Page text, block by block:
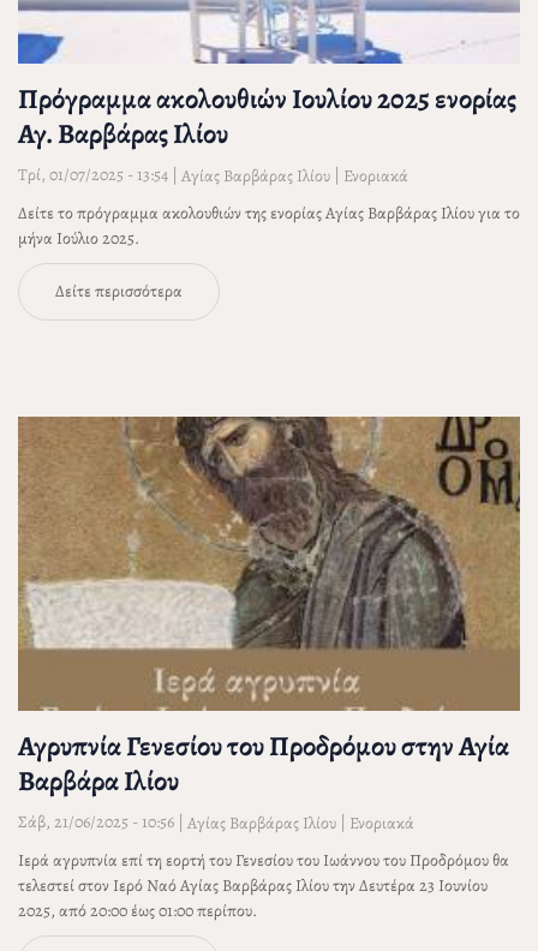
Πρόγραμμα ακολουθιών Ιουλίου 2025 ενορίας
Αγ. Βαρβάρας Ιλίου
Τρί, 01/07/2025 - 13:54 | Αγίας Βαρβάρας Ιλίου | Ενοριακά
Δείτε το πρόγραμμα ακολουθιών της ενορίας Αγίας Βαρβάρας Ιλίου για το
μήνα Ιούλιο 2025.
Δείτε περισσότερα
Αγρυπνία Γενεσίου του Προδρόμου στην Αγία
Βαρβάρα Ιλίου
Σάβ, 21/06/2025 - 10:56 | Αγίας Βαρβάρας Ιλίου | Ενοριακά
Ιερά αγρυπνία επί τη εορτή του Γενεσίου του Ιωάννου του Προδρόμου θα
τελεστεί στον Ιερό Ναό Αγίας Βαρβάρας Ιλίου την Δευτέρα 23 Ιουνίου
2025, από 20:00 έως 01:00 περίπου.